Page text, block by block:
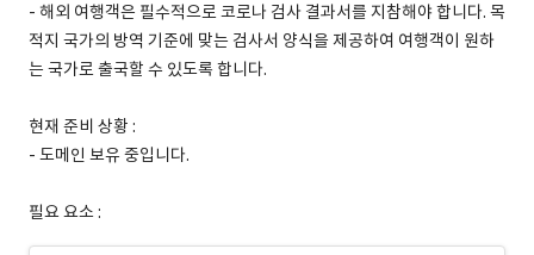
- 해외 여행객은 필수적으로 코로나 검사 결과서를 지참해야 합니다. 목
적지 국가의 방역 기준에 맞는 검사서 양식을 제공하여 여행객이 원하
는 국가로 출국할 수 있도록 합니다.
현재 준비 상황 :
- 도메인 보유 중입니다.
필요 요소 :